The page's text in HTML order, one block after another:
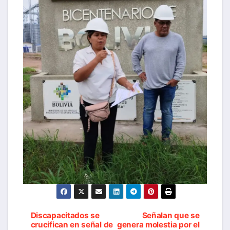
Navegación
Señalan que se
genera molestia por el
Discapacitados se
crucifican en señal de